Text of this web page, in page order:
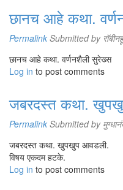
छानच आहे कथा.
Permalink Submitted by
छानच आहे कथा. वर्णनशैली सुरेख्स
Log in to post comments
जबरदस्त कथा.
Permalink Submitted by
जबरदस्त कथा. खुपखुप आवडली.
विषय एकदम हटके.
Log in to post comments